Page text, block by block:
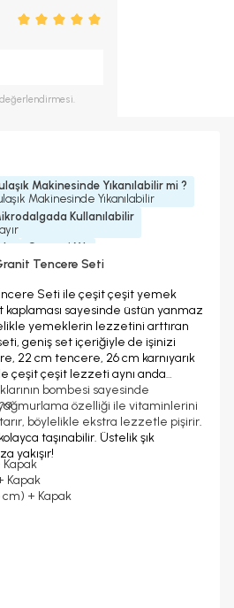
değerlendirmesi.
Makinesinde Yıkanılabilir mi ?
Makinesinde Yıkanılabilir
Kullanılabilir
Garanti Yılı
2 Yıl
Tencere Seti
Seti ile çeşit çeşit yemek
kaplaması sayesinde üstün yanmaz
yemeklerin lezzetini arttıran
geniş set içeriğiyle de işinizi
22 cm tencere, 26 cm karnıyarık
çeşit çeşit lezzeti aynı anda
bombesi sayesinde
özelliği ile vitaminlerini
böylelikle ekstra lezzetle pişirir.
taşınabilir. Üstelik şık
yakışır!
Kapak
cm) + Kapak